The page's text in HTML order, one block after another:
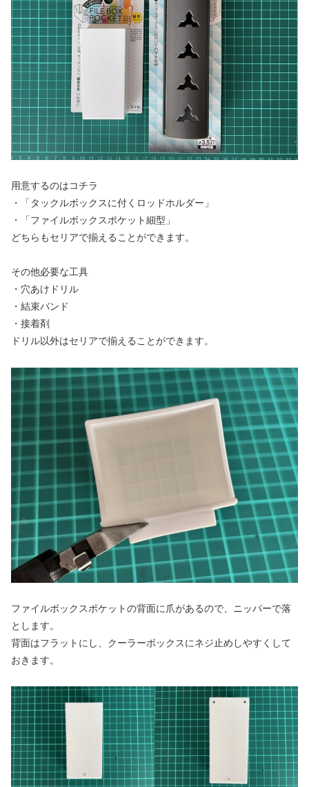
用意するのはコチラ
・「タックルボックスに付くロッドホルダー」
・「ファイルボックスポケット細型」
どちらもセリアで揃えることができます。
その他必要な工具
・穴あけドリル
・結束バンド
・接着剤
ドリル以外はセリアで揃えることができます。
ファイルボックスポケットの背面に爪があるので、ニッパーで落
とします。
背面はフラットにし、クーラーボックスにネジ止めしやすくして
おきます。